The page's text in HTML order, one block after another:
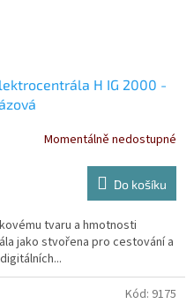
H IG 2000 -
Momentálně nedostupné
Do košíku
tvaru a hmotnosti
jako stvořena pro cestování a
Kód: 9175